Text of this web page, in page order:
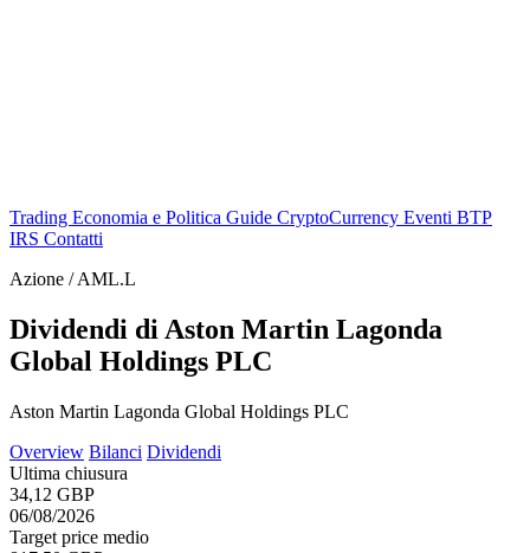
Trading Economia e Politica Guide CryptoCurrency Eventi BTP
IRS Contatti
Azione / AML.L
Dividendi di Aston Martin Lagonda
Global Holdings PLC
Aston Martin Lagonda Global Holdings PLC
Overview Bilanci Dividendi
Ultima chiusura
34,12 GBP
06/08/2026
Target price medio